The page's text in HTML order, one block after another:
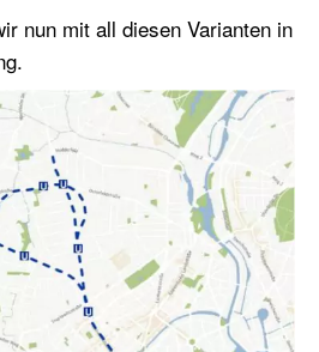
nun mit all diesen Varianten in